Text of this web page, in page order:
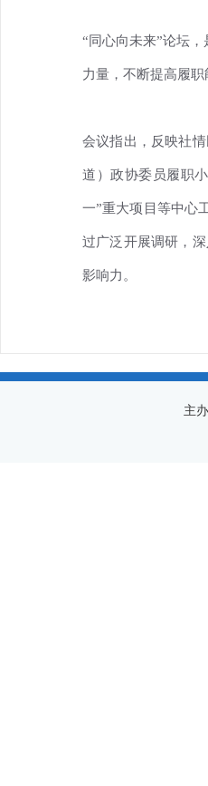
“同心向未来”论坛
力量，不断提高履
会议指出，反映社
道）政协委员履职
一”重大项目等中心
过广泛开展调研，
影响力。
主